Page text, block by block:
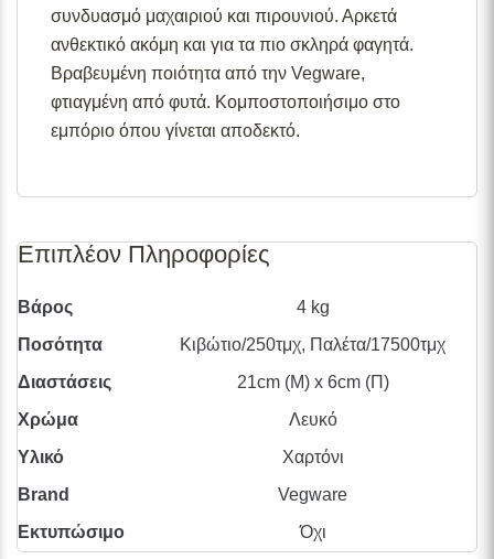
μαζί μας στο info@skgecoshop.comή στο2315 005
998
συνδυασμό μαχαιριού και πιρουνιού. Αρκετά
ανθεκτικό ακόμη και για τα πιο σκληρά φαγητά.
Βραβευμένη ποιότητα από την Vegware,
φτιαγμένη από φυτά. Κομποστοποιήσιμο στο
εμπόριο όπου γίνεται αποδεκτό.
Επιπλέον Πληροφορίες
Βάρος
4 kg
Ποσότητα
Κιβώτιο/250τμχ, Παλέτα/17500τμχ
Διαστάσεις
21cm (Μ) x 6cm (Π)
Χρώμα
Λευκό
Υλικό
Χαρτόνι
Brand
Vegware
Εκτυπώσιμο
Όχι